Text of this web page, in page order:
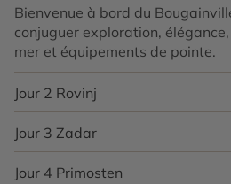
Bienvenue à bord du
conjuguer exploration,
mer et équipements de pointe.
Jour 2 Rovinj
Rovinj se situe en Istrie, région
Excursion incluse :
Jour 3 Zadar
L’ancienne cité fortifiée de Zadar
Jour 4 Primosten